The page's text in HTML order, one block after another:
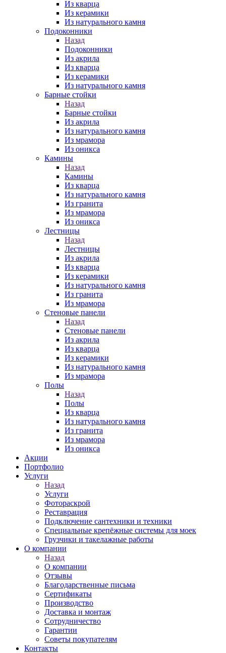
Из кварца
Из керамики
Из натурального камня
Подоконники
Назад
Подоконники
Из акрила
Из кварца
Из керамики
Из натурального камня
Барные стойки
Назад
Барные стойки
Из акрила
Из натурального камня
Из мрамора
Из оникса
Камины
Назад
Камины
Из кварца
Из натурального камня
Из гранита
Из мрамора
Из оникса
Лестницы
Назад
Лестницы
Из акрила
Из кварца
Из керамики
Из натурального камня
Из гранита
Из мрамора
Стеновые панели
Назад
Стеновые панели
Из акрила
Из кварца
Из керамики
Из натурального камня
Из мрамора
Полы
Назад
Полы
Из кварца
Из натурального камня
Из гранита
Из мрамора
Из оникса
Акции
Портфолио
Услуги
Назад
Услуги
Фотораскрой
Реставрация
Подключение сантехники и техники
Специальные крепёжные системы для моек
Грузчики и такелажные работы
О компании
Назад
О компании
Отзывы
Благодарственные письма
Сертификаты
Производство
Доставка и монтаж
Сотрудничество
Гарантии
Советы покупателям
Контакты